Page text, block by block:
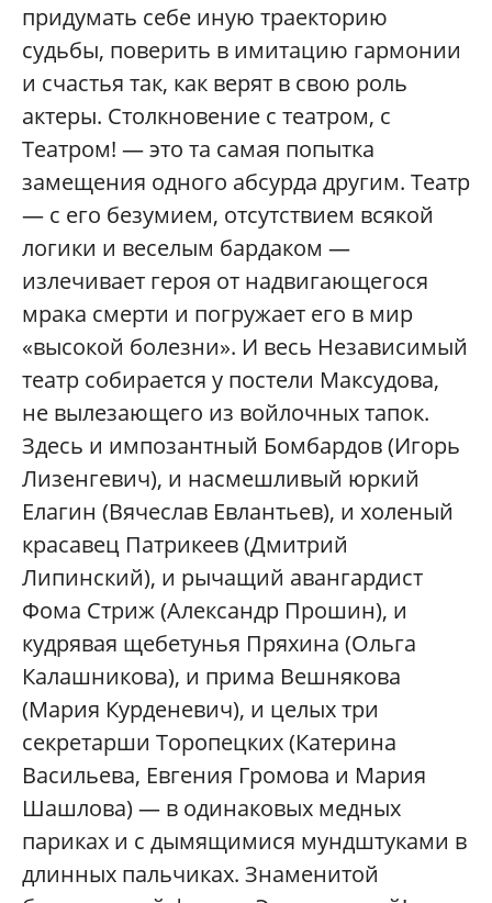
придумать себе иную траекторию
судьбы, поверить в имитацию гармонии
и счастья так, как верят в свою роль
актеры. Столкновение с театром, с
Театром! — это та самая попытка
замещения одного абсурда другим. Театр
— с его безумием, отсутствием всякой
логики и веселым бардаком —
излечивает героя от надвигающегося
мрака смерти и погружает его в мир
«высокой болезни». И весь Независимый
театр собирается у постели Максудова,
не вылезающего из войлочных тапок.
Здесь и импозантный Бомбардов (Игорь
Лизенгевич), и насмешливый юркий
Елагин (Вячеслав Евлантьев), и холеный
красавец Патрикеев (Дмитрий
Липинский), и рычащий авангардист
Фома Стриж (Александр Прошин), и
кудрявая щебетунья Пряхина (Ольга
Калашникова), и прима Вешнякова
(Мария Курденевич), и целых три
секретарши Торопецких (Катерина
Васильева, Евгения Громова и Мария
Шашлова) — в одинаковых медных
париках и с дымящимися мундштуками в
длинных пальчиках. Знаменитой